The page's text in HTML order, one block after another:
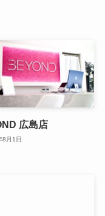
広島店
8月1日